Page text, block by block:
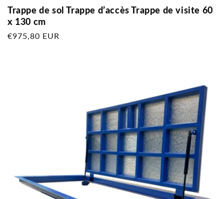
Trappe de sol Trappe d’accès Trappe de visite 60
x 130 cm
Prix
€975,80 EUR